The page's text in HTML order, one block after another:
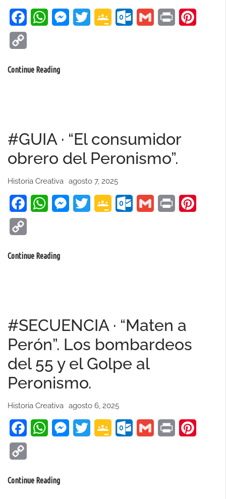
FacebookWhatsAppMessenger
Twitter Google Outlook.com
Gmail Print
Continue ReadingProtegido:
lo
hacemos
tod@s”.
#GUIA · “El consumidor
obrero del Peronismo”.
Historia Creativa agosto 7, 2025
FacebookWhatsAppMessenger
Twitter Google Outlook.com
Gmail Print
Continue Reading#GUIA
del
Peronismo”.
#SECUENCIA · “Maten a
Perón”. Los bombardeos
del 55 y el Golpe al
Peronismo.
Historia Creativa agosto 6, 2025
FacebookWhatsAppMessenger
Twitter Google Outlook.com
Gmail Print
Continue Reading#SECUENCIA